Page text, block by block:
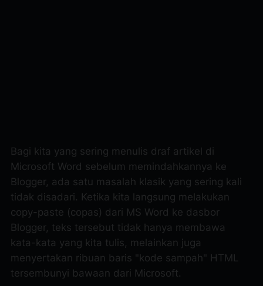
Bagi kita yang sering menulis draf artikel di
Microsoft Word sebelum memindahkannya ke
Blogger, ada satu masalah klasik yang sering kali
tidak disadari. Ketika kita langsung melakukan
copy-paste (copas) dari MS Word ke dasbor
Blogger, teks tersebut tidak hanya membawa
kata-kata yang kita tulis, melainkan juga
menyertakan ribuan baris "kode sampah" HTML
tersembunyi bawaan dari Microsoft.